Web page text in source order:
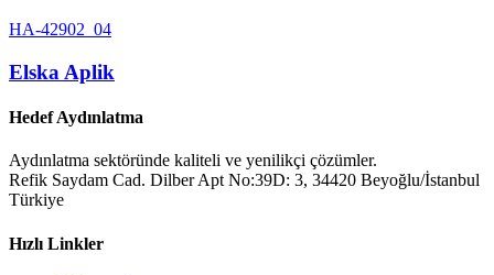
HA-42902_04
Elska Aplik
Hedef Aydınlatma
Aydınlatma sektöründe kaliteli ve yenilikçi çözümler.
Refik Saydam Cad. Dilber Apt No:39D: 3, 34420 Beyoğlu/İstanbul
Türkiye
Hızlı Linkler